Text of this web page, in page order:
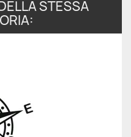
STESSA